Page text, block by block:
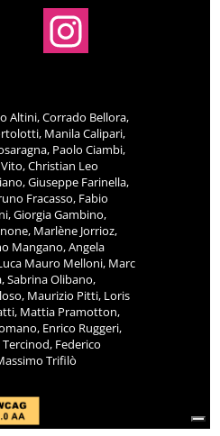
Altini, Corrado Bellora,
Manila Calipari,
Paolo Ciambi,
Christian Leo
Giuseppe Farinella,
Fracasso, Fabio
Giorgia Gambino,
Marlène Jorrioz,
Mangano, Angela
Mauro Melloni, Marc
Sabrina Olibano,
Maurizio Pitti, Loris
Mattia Pramotton,
Enrico Ruggeri,
Federico
Trifilò